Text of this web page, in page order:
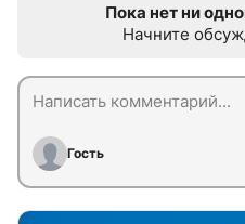
Пока нет ни
Начните
Гость